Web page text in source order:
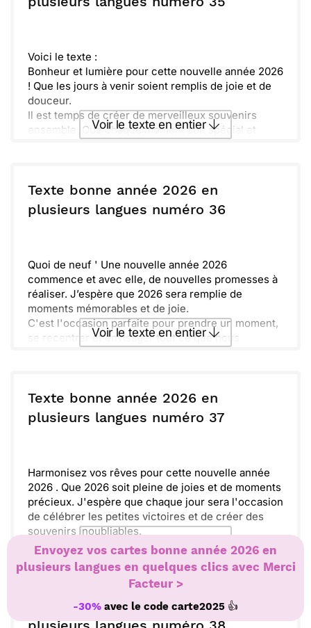
Voici le texte :
Bonheur et lumière pour cette nouvelle année 2026
! Que les jours à venir soient remplis de joie et de
douceur.
Il est temps de créer de merveilleux souvenirs
ensemble. Que chaque moment soit spécial et
plaisirs du quotidien.
Saisissons chaque opportunité d'avancer et de
grandir. Ensemble, nous ferons de 2026 une année
Voir le texte en entier
ou : Copier Recevoir par mail
Texte bonne année 2026 en
plusieurs langues numéro 36
Quoi de neuf ' Une nouvelle année 2026
commence et avec elle, de nouvelles promesses à
réaliser. J’espère que 2026 sera remplie de
moments mémorables et de joie.
C'est l'occasion parfaite pour prendre un moment,
se recentrer et envisager tout ce que nous
N'oublions pas de célébrer chaque petit instant. La
vie est faite de ces petits bonheurs et de belles
surprises.
une nouvelle aventure !
Voir le texte en entier
ou : Copier Recevoir par mail
Texte bonne année 2026 en
plusieurs langues numéro 37
Harmonisez vos rêves pour cette nouvelle année
2026 . Que 2026 soit pleine de joies et de moments
précieux. J'espère que chaque jour sera l'occasion
de célébrer les petites victoires et de créer des
souvenirs inoubliables.
Osez saisir chaque opportunité et avancez vers vos
objectifs. Entourez-vous des personnes qui vous
inspirent et partagez des rires ensemble.
Accordez-vous du temps pour profiter de la vie et
des belles surprises qui l'accompagnent.
Envoyer ce texte par La Poste
ou : Copier Recevoir par mail
Texte bonne année 2026 en
Envoyez vos cartes bonne année 2026 en
plusieurs langues en quelques clics avec Merci
Facteur >
-30% avec le code carte2025 👍